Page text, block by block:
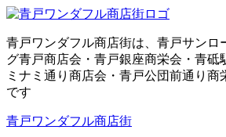
青戸ワンダフル商店街は、青戸サンロ
グ青戸商店会・青戸銀座商栄会・青砥
ミナミ通り商店会・青戸公団前通り商
です
青戸ワンダフル商店街